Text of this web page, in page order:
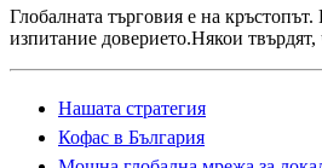
Глобалната търговия е на
изпитание доверието.Някои
Нашата стратегия
Кофас в България